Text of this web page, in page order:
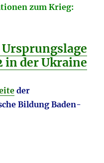
zum Krieg:
Ursprungslage
in der Ukraine
der
Bildung Baden-